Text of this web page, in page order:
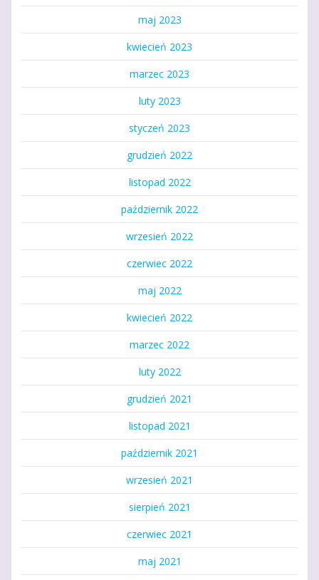
maj 2023
kwiecień 2023
marzec 2023
luty 2023
styczeń 2023
grudzień 2022
listopad 2022
październik 2022
wrzesień 2022
czerwiec 2022
maj 2022
kwiecień 2022
marzec 2022
luty 2022
grudzień 2021
listopad 2021
październik 2021
wrzesień 2021
sierpień 2021
czerwiec 2021
maj 2021